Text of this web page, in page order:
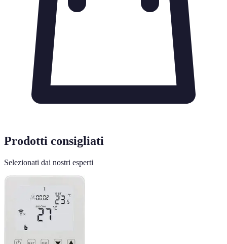
Prodotti consigliati
Selezionati dai nostri esperti